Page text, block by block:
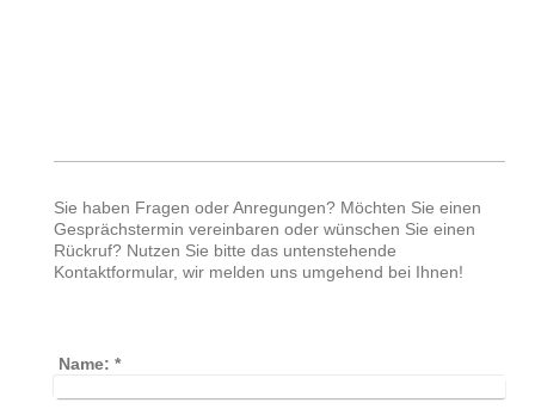
Sie haben Fragen oder Anregungen? Möchten Sie einen
Gesprächstermin vereinbaren oder wünschen Sie einen
Rückruf? Nutzen Sie bitte das untenstehende
Kontaktformular, wir melden uns umgehend bei Ihnen!
Name: *